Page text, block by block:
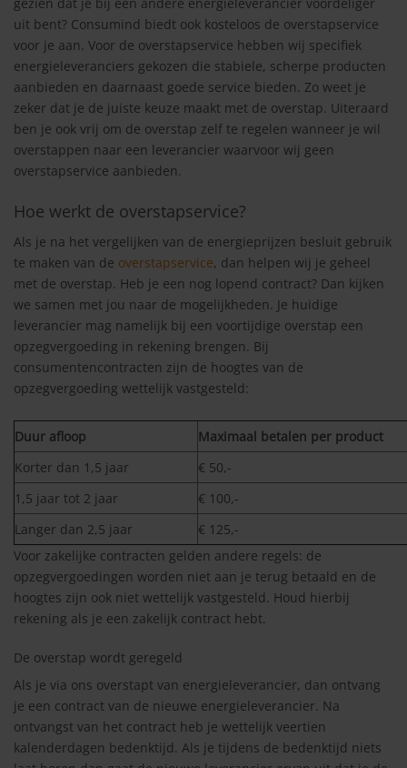
uit bent? Consumind biedt ook kosteloos de overstapservice
voor je aan. Voor de overstapservice hebben wij specifiek
energieleveranciers gekozen die stabiele, scherpe producten
aanbieden en daarnaast goede service bieden. Zo weet je
zeker dat je de juiste keuze maakt met de overstap. Uiteraard
ben je ook vrij om de overstap zelf te regelen wanneer je wil
overstappen naar een leverancier waarvoor wij geen
overstapservice aanbieden.
Hoe werkt de overstapservice?
Als je na het vergelijken van de energieprijzen besluit gebruik
te maken van de overstapservice, dan helpen wij je geheel
met de overstap. Heb je een nog lopend contract? Dan kijken
we samen met jou naar de mogelijkheden. Je huidige
leverancier mag namelijk bij een voortijdige overstap een
opzegvergoeding in rekening brengen. Bij
consumentencontracten zijn de hoogtes van de
opzegvergoeding wettelijk vastgesteld:
Duur afloop
Maximaal betalen per product
Korter dan 1,5 jaar
€ 50,-
1,5 jaar tot 2 jaar
€ 100,-
Langer dan 2,5 jaar
€ 125,-
Voor zakelijke contracten gelden andere regels: de
opzegvergoedingen worden niet aan je terug betaald en de
hoogtes zijn ook niet wettelijk vastgesteld. Houd hierbij
rekening als je een zakelijk contract hebt.
De overstap wordt geregeld
Als je via ons overstapt van energieleverancier, dan ontvang
je een contract van de nieuwe energieleverancier. Na
ontvangst van het contract heb je wettelijk veertien
kalenderdagen bedenktijd. Als je tijdens de bedenktijd niets